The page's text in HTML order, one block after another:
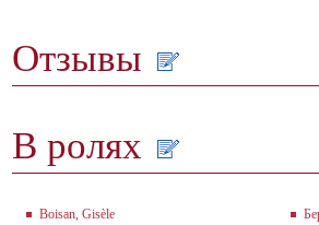
Отзывы
В ролях
Boisan, Gisèle